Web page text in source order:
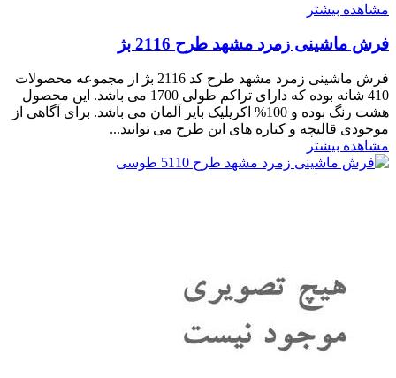
مشاهده بیشتر
فرش ماشینی زمرد مشهد طرح 2116 بژ
فرش ماشینی زمرد مشهد طرح کد 2116 بژ از مجموعه محصولات
410 شانه بوده که دارای تراکم طولی 1700 می باشد. این محصول
هشت رنگ بوده و 100% اکریلیک بایر آلمان می باشد. برای آگاهی از
موجودی قالیچه و کناره های این طرح می توانید...
مشاهده بیشتر